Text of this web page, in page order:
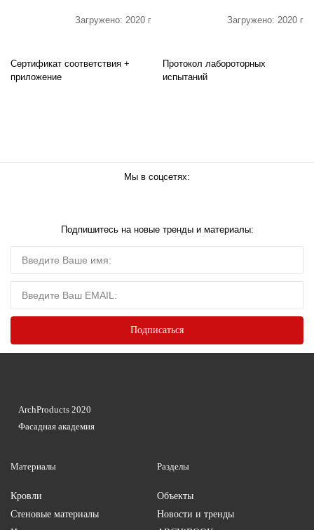
Загружено: 2020 г
Сертификат соответствия +
приложение
Загружено: 2020 г
Протокол лабороторных
испытаний
Мы в соцсетях:
Подпишитесь на новые тренды и материалы:
Материалы
Кровли
Стеновые материалы
Разделы
Объекты
Новости и тренды
ArchProducts 2020
Фасадная академия